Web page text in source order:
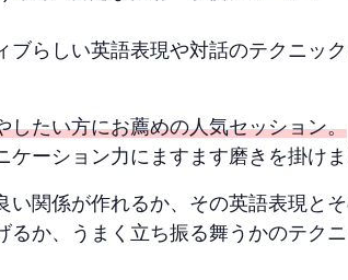
らしい英語表現や対話のテクニッ
したい方にお薦めの人気セッション。
ーション力にますます磨きを掛けま
関係が作れるか、その英語表現と
か、うまく立ち振る舞うかのテク